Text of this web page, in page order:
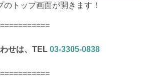
のトップ画面が開きます！
せは、TEL03-3305-0838